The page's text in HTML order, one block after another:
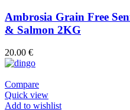
Ambrosia Grain Free
& Salmon 2KG
20.00 €
Compare
Quick view
Add to wishlist